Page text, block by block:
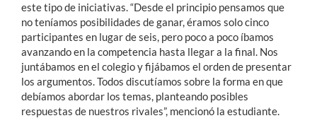
este tipo de iniciativas. “Desde el principio pensamos que
no teníamos posibilidades de ganar, éramos solo cinco
participantes en lugar de seis, pero poco a poco íbamos
avanzando en la competencia hasta llegar a la final. Nos
juntábamos en el colegio y fijábamos el orden de presentar
los argumentos. Todos discutíamos sobre la forma en que
debíamos abordar los temas, planteando posibles
respuestas de nuestros rivales”, mencionó la estudiante.